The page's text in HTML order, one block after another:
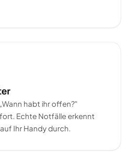
habt ihr offen?"
Echte Notfälle erkennt
Ihr Handy durch.